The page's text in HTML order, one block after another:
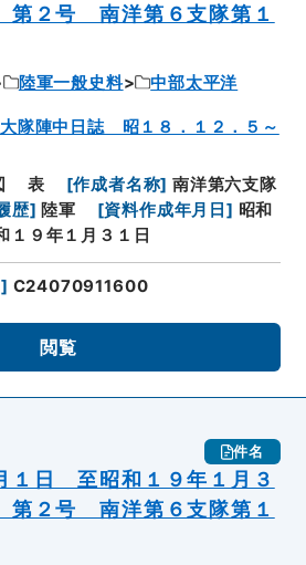
２号 南洋第６支隊第１
陸軍一般史料
中部太平洋
隊陣中日誌 昭１８．１２．５～
表 [作成者名称] 南洋第六支隊
歴] 陸軍 [資料作成年月日 ] 昭和
１９年１月３１日
] C24070911600
閲覧
件名
１日 至昭和１９年１月３
２号 南洋第６支隊第１